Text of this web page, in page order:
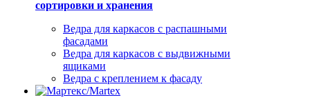
сортировки и хранения
Ведра для каркасов с распашными
фасадами
Ведра для каркасов с выдвижными
ящиками
Ведра с креплением к фасаду